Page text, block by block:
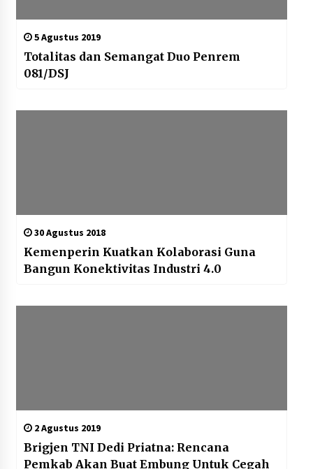
5 Agustus 2019
Totalitas dan Semangat Duo Penrem
081/DSJ
30 Agustus 2018
Kemenperin Kuatkan Kolaborasi Guna
Bangun Konektivitas Industri 4.0
2 Agustus 2019
Brigjen TNI Dedi Priatna: Rencana
Pemkab Akan Buat Embung Untuk Cegah